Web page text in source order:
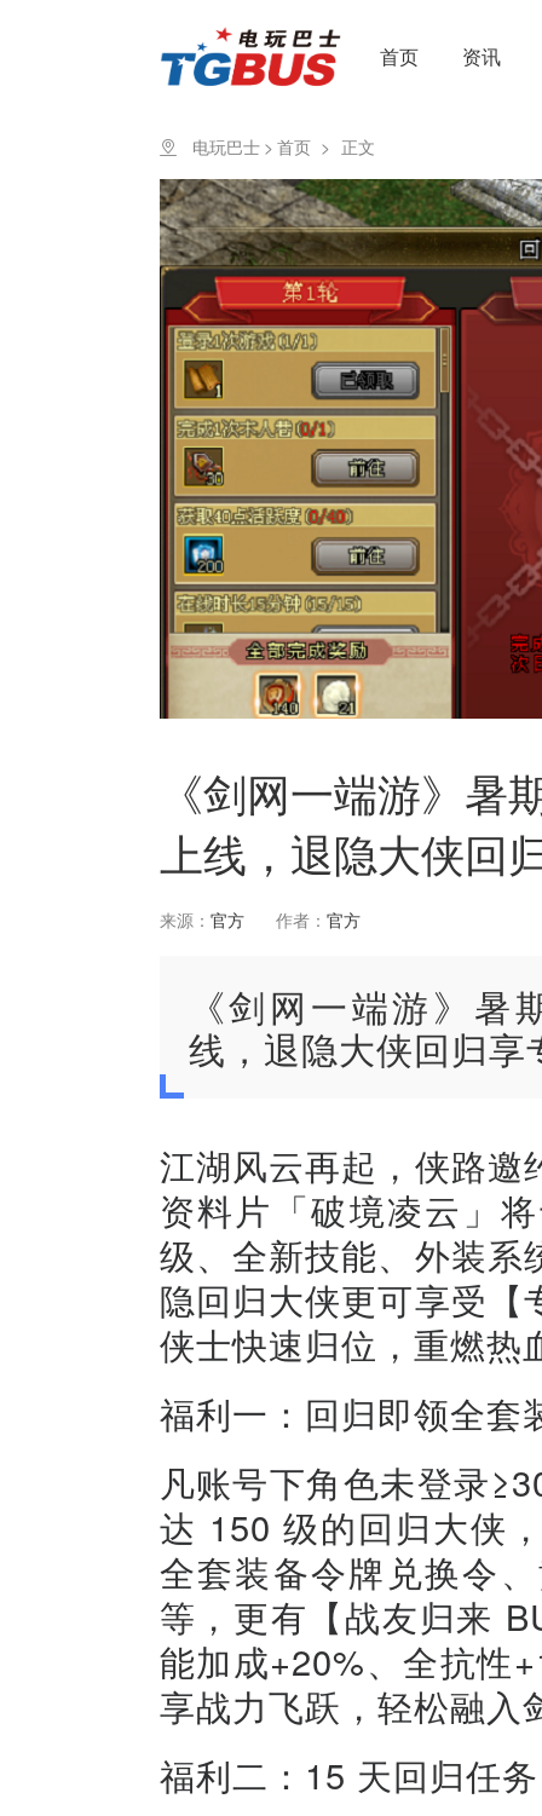
首页 资讯
电玩巴士 > 首页 > 正文
《剑网一端游》
上线，退隐大侠回
来源： 官方 作者： 官方
《剑网一端游》
线，退隐大侠回归享
江湖风云再起，侠路
资料片「破境凌云」
级、全新技能、外装
隐回归大侠更可享受
侠士快速归位，重燃热
福利一：回归即领全
凡账号下角色未登录
达 150 级的回归大侠
全套装备令牌兑换令
等，更有【战友归来
能加成+20%、全抗性
享战力飞跃，轻松融入
福利二：15 天回归任